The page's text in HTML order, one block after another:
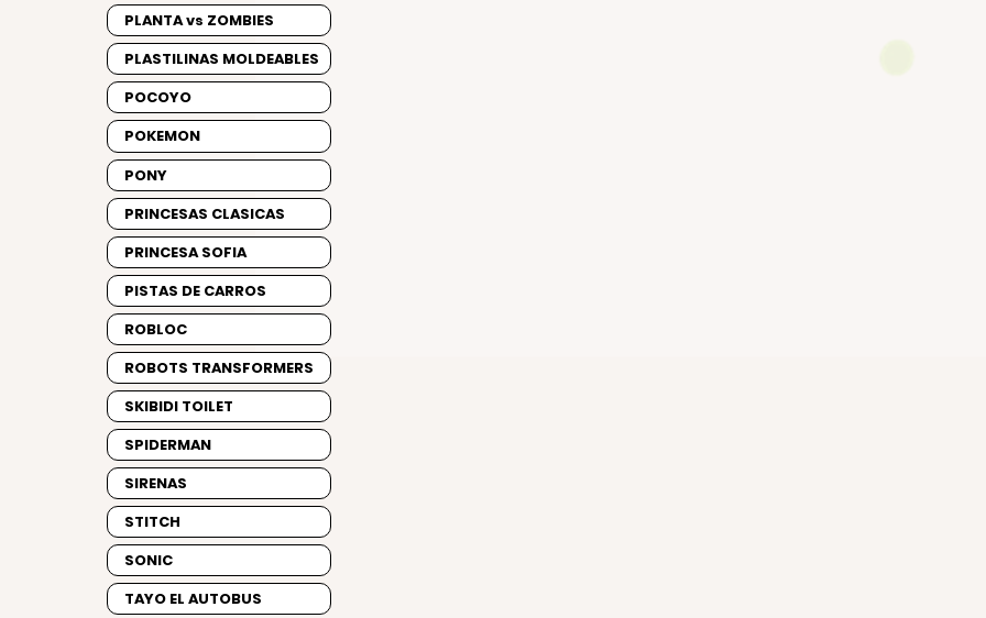
PLANTA vs ZOMBIES
PLASTILINAS MOLDEABLES
POCOYO
POKEMON
PONY
PRINCESAS CLASICAS
PRINCESA SOFIA
PISTAS DE CARROS
ROBLOC
ROBOTS TRANSFORMERS
SKIBIDI TOILET
SPIDERMAN
SIRENAS
STITCH
SONIC
TAYO EL AUTOBUS